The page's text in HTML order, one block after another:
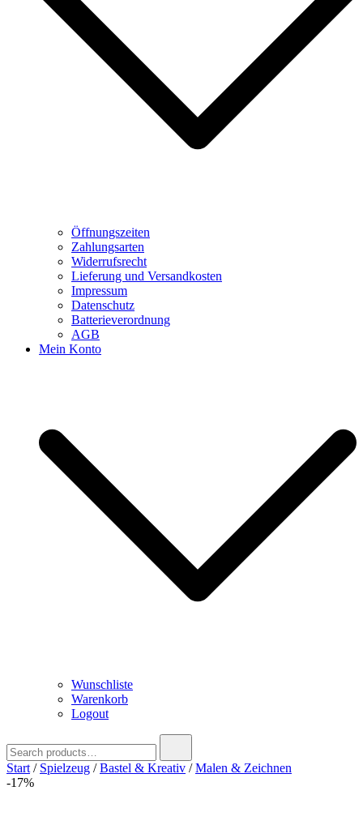
Öffnungszeiten
Zahlungsarten
Widerrufsrecht
Lieferung und Versandkosten
Impressum
Datenschutz
Batterieverordnung
AGB
Mein Konto
Wunschliste
Warenkorb
Logout
for:
Start / Spielzeug /Bastel & Kreativ /Malen & Zeichnen
-17%